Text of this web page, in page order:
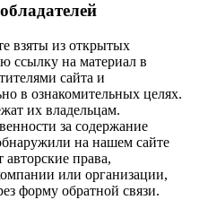
взяты из открытых
ссылку на материал в
сайта и
в ознакомительных целях.
их владельцам.
за содержание
на нашем сайте
права,
или организации,
форму обратной связи.